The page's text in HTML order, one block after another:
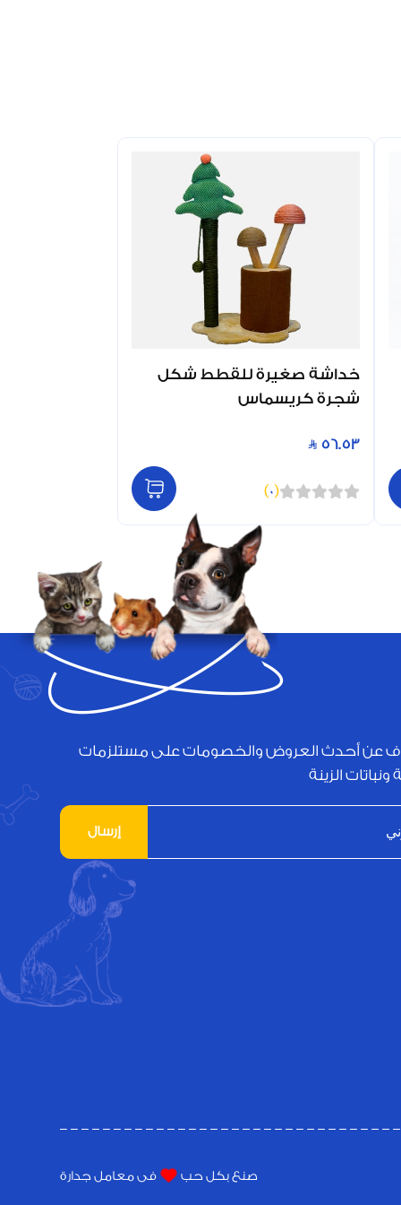
خداشة صغيرة للقطط شكل
شجرة كريسماس
56.53
(
0
)
عن أحدث العروض والخصومات على مستلزمات
ونباتات الزينة
إرسال
صنع بكل حب فى معامل جدارة